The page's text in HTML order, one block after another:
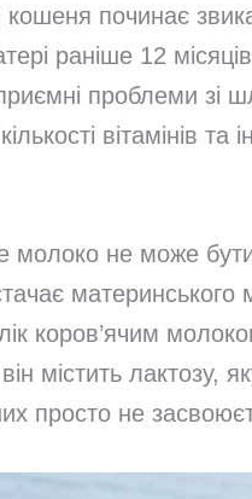
кошеня починає
раніше 12
проблеми зі
вітамінів
молоко не може
материнського
коров’ячим
містить лактозу,
просто не